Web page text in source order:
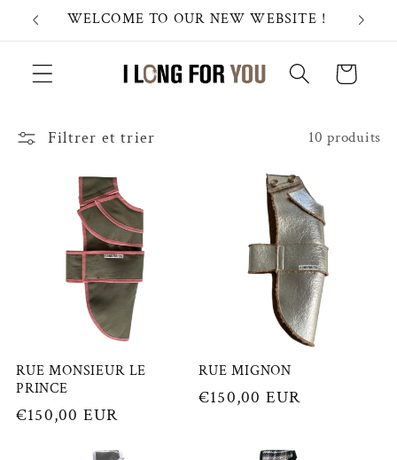
et passerWELCOME TO OUR NEW WEBSITE !
Panier
Filtrer et trier 10 produits
RUE MONSIEUR LE
PRINCE
Prix
€150,00 EUR
RUE MIGNON
Prix
€150,00 EUR